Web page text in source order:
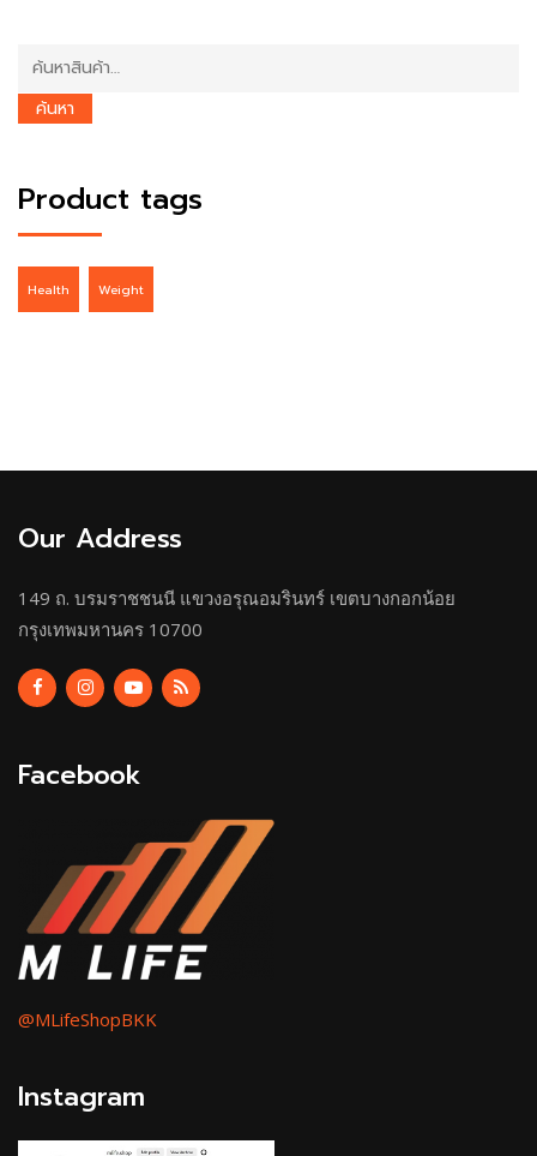
ค้นหา:
ค้นหา
Product tags
Health Weight
Our Address
149 ถ. บรมราชชนนี แขวงอรุณอมรินทร์ เขตบางกอกน้อย
กรุงเทพมหานคร 10700
Facebook
@MLifeShopBKK
Instagram